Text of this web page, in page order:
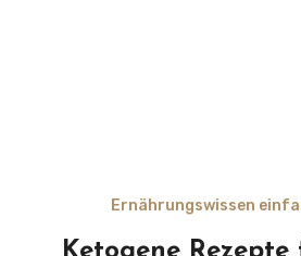
Ernährungswissen